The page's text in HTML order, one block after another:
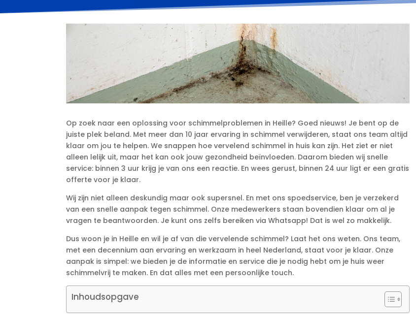
Op zoek naar een oplossing voor schimmelproblemen in Heille? Goed nieuws! Je bent op de
juiste plek beland.​ Met meer dan 10 jaar ervaring in schimmel verwijderen, staat ons team altijd
klaar om jou te helpen.​ We snappen hoe vervelend schimmel in huis kan zijn.​ Het ziet er niet
alleen lelijk uit, maar het kan ook jouw gezondheid beïnvloeden.​ Daarom bieden wij snelle
service: binnen 3 uur krijg je van ons een reactie.​ En wees gerust, binnen 24 uur ligt er een gratis
offerte voor je klaar.​
Wij zijn niet alleen deskundig maar ook supersnel.​ En met ons spoedservice, ben je verzekerd
van een snelle aanpak tegen schimmel.​ Onze medewerkers staan bovendien klaar om al je
vragen te beantwoorden.​ Je kunt ons zelfs bereiken via Whatsapp! Dat is wel zo makkelijk.​
Dus woon je in Heille en wil je af van die vervelende schimmel? Laat het ons weten.​ Ons team,
met een decennium aan ervaring en werkzaam in heel Nederland, staat voor je klaar.​ Onze
aanpak is simpel: we bieden je de informatie en service die je nodig hebt om je huis weer
schimmelvrij te maken.​ En dat alles met een persoonlijke touch.​
Inhoudsopgave